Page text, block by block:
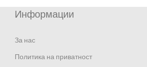
Информации
За нас
Политика на приватност